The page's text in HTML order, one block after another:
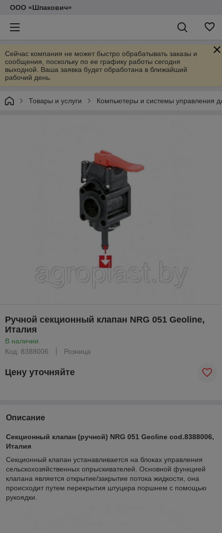
ООО «Шпакович»
Сейчас компания не может быстро обрабатывать заказы и
сообщения, поскольку по ее графику работы сегодня
выходной. Ваша заявка будет обработана в ближайший
рабочий день.
Товары и услуги Компьютеры и системы управления
Ручной секционный клапан NRG 051 Geoline,
Италия
В наличии
Код: 8388006
Розница
Цену уточняйте
Описание
Секционный клапан (ручной) NRG 051 Geoline cod.8388006,
Италия
Секционный клапан устанавливается на блоках управления
сельскохозяйственных опрыскивателей. Основной функцией
клапана является открытие/закрытие потока жидкости, она
происходит путем перекрытия штуцера поршнем с помощью
рукоядки.